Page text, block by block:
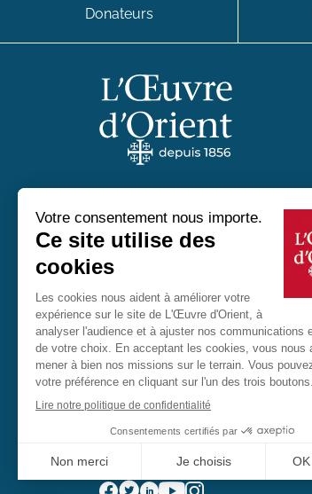
Donateurs
Au service des chrétiens d'Orient
01 45 48 54 46
Contactez-nous